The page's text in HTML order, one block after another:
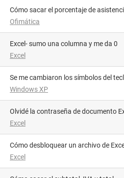
Cómo sacar el porcentaje de
Ofimática
Excel- sumo una columna y me da 0
Excel
Se me cambiaron los símbolos del
Windows XP
Olvidé la contraseña de documento
Excel
Cómo desbloquear un archivo de
Excel